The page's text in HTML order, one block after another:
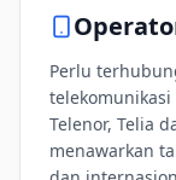
Perlu
telekomunikasi
Telenor, Telia
menawarkan